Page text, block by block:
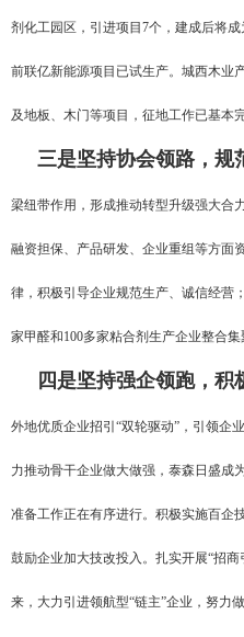
剂化工园区，引进项目7个，建成后将
前联亿新能源项目已试生产。城西木业
及地板、木门等项目，征地工作已基本完
三是坚持协会领路，规
梁纽带作用，形成推动转型升级强大合
融资担保、产品研发、企业重组等方面
律，积极引导企业规范生产、诚信经营
家甲醛和100多家粘合剂生产企业整合集
四是坚持强企领跑，积
外地优质企业招引“双轮驱动”，引领企
力推动骨干企业做大做强，泰森日盛成
准备工作正在有序进行。积极实施百企
鼓励企业加大技改投入。扎实开展“招
来，大力引进领航型“链主”企业，努力